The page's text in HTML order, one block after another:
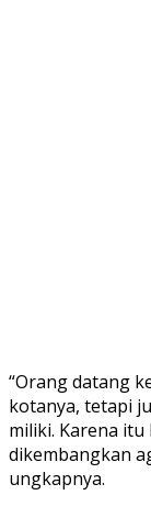
“Orang datang
kotanya, tetapi
miliki. Karena
dikembangkan
ungkapnya.